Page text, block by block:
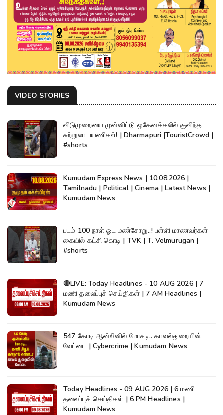
VIDEO STORIES
விடுமுறையை முன்னிட்டு ஒகேனக்கலில் குவிந்த
சுற்றுலா பயணிகள்! | Dharmapuri |TouristCrowd |
#shorts
Kumudam Express News | 10.08.2026 |
Tamilnadu | Political | Cinema | Latest News |
Kumudam News
படம் 100 நாள் ஓட மண்சோறு..! பள்ளி மாணவர்கள்
கையில் கட்சி கொடி | TVK | T. Velmurugan |
#shorts
🔴LIVE: Today Headlines - 10 AUG 2026 | 7
மணி தலைப்புச் செய்திகள் | 7 AM Headlines |
Kumudam News
547 கோடி ஆன்லினில் மோசடி.. காவல்துறையின்
வேட்டை | Cybercrime | Kumudam News
Today Headlines - 09 AUG 2026 | 6 மணி
தலைப்புச் செய்திகள் | 6 PM Headlines |
Kumudam News